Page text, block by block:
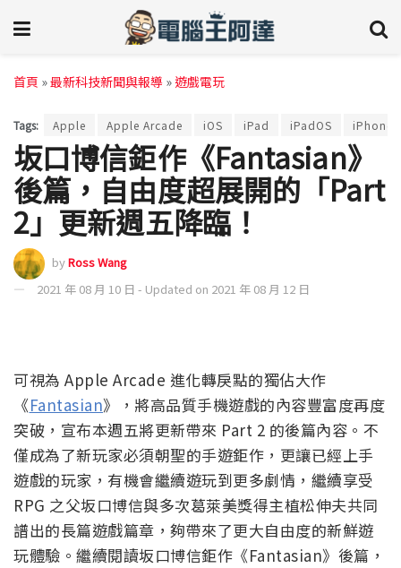
首頁 »最新科技新聞與報導 »遊戲電玩
Tags: Apple Apple Arcade iOS iPad iPadOS iPhone
坂口博信鉅作《Fantasian》
後篇，自由度超展開的「Part
2」更新週五降臨！
byRoss Wang
2021 年 08 月 10 日 - Updated on 2021 年 08 月 12 日
可視為 Apple Arcade 進化轉戾點的獨佔大作
《Fantasian》，將高品質手機遊戲的內容豐富度再度
突破，宣布本週五將更新帶來 Part 2 的後篇內容。不
僅成為了新玩家必須朝聖的手遊鉅作，更讓已經上手
遊戲的玩家，有機會繼續遊玩到更多劇情，繼續享受
RPG 之父坂口博信與多次葛萊美獎得主植松伸夫共同
譜出的長篇遊戲篇章，夠帶來了更大自由度的新鮮遊
玩體驗。繼續閱讀坂口博信鉅作《Fantasian》後篇，